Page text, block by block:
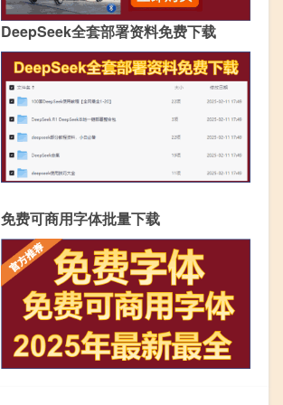
DeepSeek全套部署资料免费下载
免费可商用字体批量下载